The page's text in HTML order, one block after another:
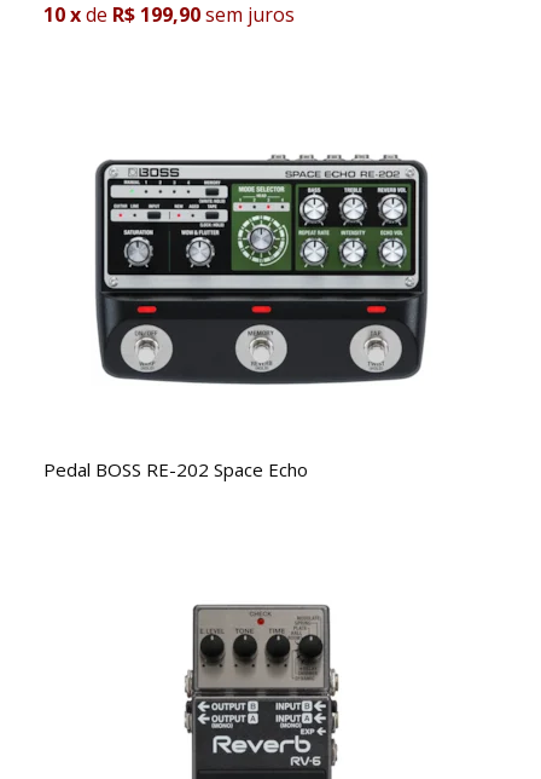
10xde R$ 199,90sem juros
Pedal BOSS RE-202 Space Echo